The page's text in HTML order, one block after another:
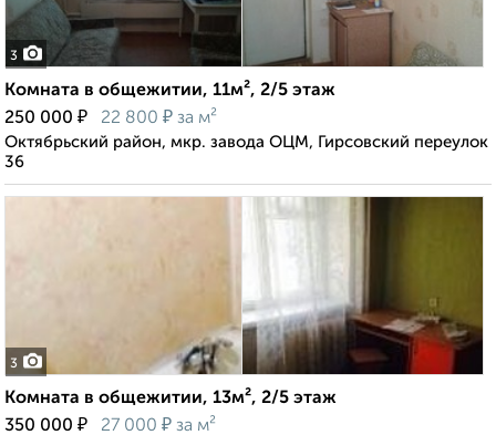
3
Комната в общежитии, 11м², 2/5 этаж
250 000 ₽ 22 800 ₽ за м²
Октябрьский район, мкр. завода ОЦМ, Гирсовский переулок
36
3
Комната в общежитии, 13м², 2/5 этаж
350 000 ₽ 27 000 ₽ за м²